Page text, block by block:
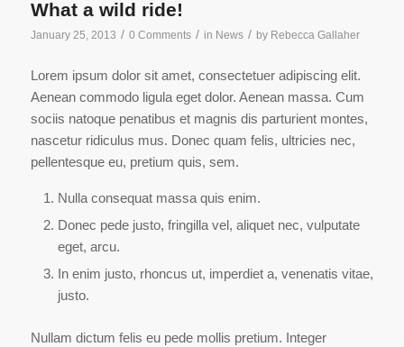
What a wild ride!
January 25, 2013 / 0 Comments / in News / by Rebecca Gallaher
Lorem ipsum dolor sit amet, consectetuer adipiscing elit.
Aenean commodo ligula eget dolor. Aenean massa. Cum
sociis natoque penatibus et magnis dis parturient montes,
nascetur ridiculus mus. Donec quam felis, ultricies nec,
pellentesque eu, pretium quis, sem.
Nulla consequat massa quis enim.
Donec pede justo, fringilla vel, aliquet nec, vulputate
eget, arcu.
In enim justo, rhoncus ut, imperdiet a, venenatis vitae,
justo.
Nullam dictum felis eu pede mollis pretium. Integer